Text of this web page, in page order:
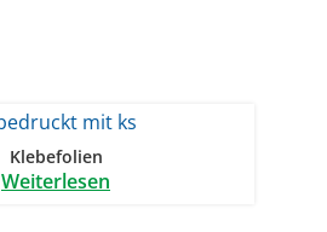
Klebefolien
Weiterlesen